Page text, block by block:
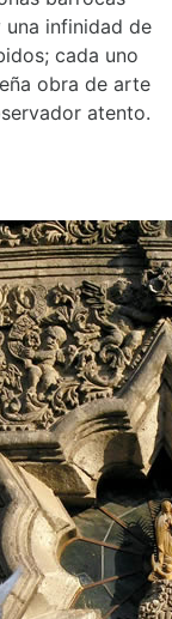
una infinidad de
cada uno
obra de arte
atento.